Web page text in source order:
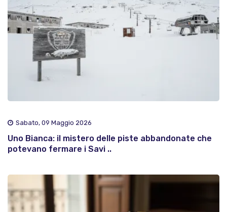
Sabato, 09 Maggio 2026
Uno Bianca: il mistero delle piste abbandonate che
potevano fermare i Savi ..